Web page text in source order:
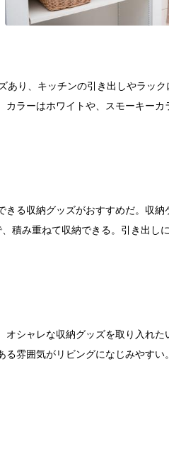
り、キッチンの引き出しやラック
ラーはホワイトや、スモーキーカ
る収納グッズがおすすめだ。収納
積み重ねて収納できる。引き出し
シャレな収納グッズを取り入れた
雰囲気がリビングになじみやす